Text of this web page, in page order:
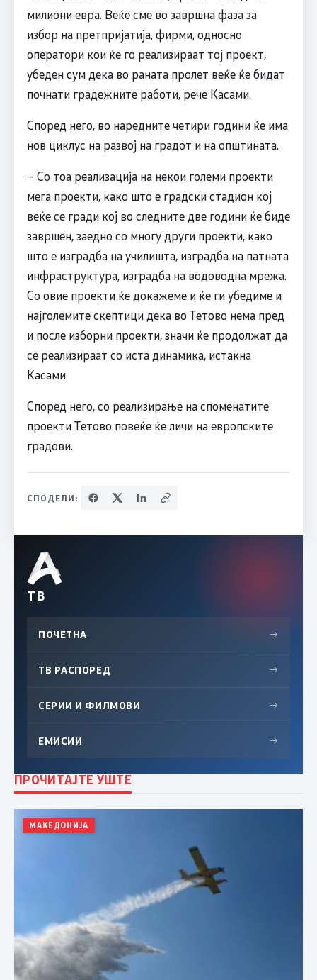
милиони евра. Веќе сме во завршна фаза за
избор на претпријатија, фирми, односно
оператори кои ќе го реализираат тој проект,
убеден сум дека во раната пролет веќе ќе бидат
почнати градежните работи, рече Касами.
Според него, во наредните четири години ќе има
нов циклус на развој на градот и на општината.
– Со тоа реализација на некои големи проекти
мега проекти, како што е градски стадион кој
веќе се гради кој во следните две години ќе биде
завршен, заедно со многу други проекти, како
што е изградба на училишта, изградба на патната
инфраструктура, изградба на водоводна мрежа.
Со овие проекти ќе докажеме и ќе ги убедиме и
најголемите скептици дека во Тетово нема пред
и после изборни проекти, значи ќе продолжат да
се реализираат со иста динамика, истакна
Касами.
Според него, со реализирање на споменатите
проекти Тетово повеќе ќе личи на европските
градови.
СПОДЕЛИ:
ТВ
ПОЧЕТНА →
ТВ РАСПОРЕД →
СЕРИИ И ФИЛМОВИ →
ЕМИСИИ →
ПРОЧИТАЈТЕ УШТЕ
МАКЕДОНИЈА